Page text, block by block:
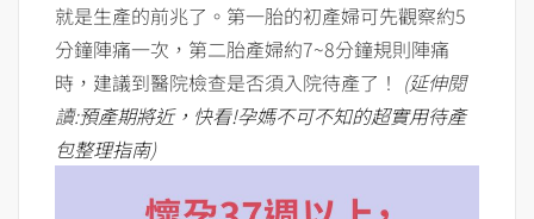
就是生產的前兆了。第一胎的初產婦可先觀察約5
分鐘陣痛一次，第二胎產婦約7~8分鐘規則陣痛
時，建議到醫院檢查是否須入院待產了！ (延伸閱
讀:預產期將近，快看!孕媽不可不知的超實用待產
包整理指南)